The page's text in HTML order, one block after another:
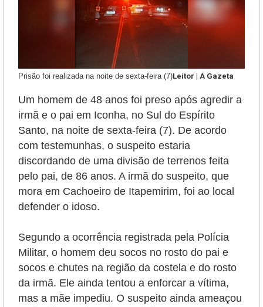
Prisão foi realizada na noite de sexta-feira (7)Leitor | A Gazeta
Um homem de 48 anos foi preso após agredir a
irmã e o pai em Iconha, no Sul do Espírito
Santo, na noite de sexta-feira (7). De acordo
com testemunhas, o suspeito estaria
discordando de uma divisão de terrenos feita
pelo pai, de 86 anos. A irmã do suspeito, que
mora em Cachoeiro de Itapemirim, foi ao local
defender o idoso.
Segundo a ocorrência registrada pela Polícia
Militar, o homem deu socos no rosto do pai e
socos e chutes na região da costela e do rosto
da irmã. Ele ainda tentou a enforcar a vítima,
mas a mãe impediu. O suspeito ainda ameaçou